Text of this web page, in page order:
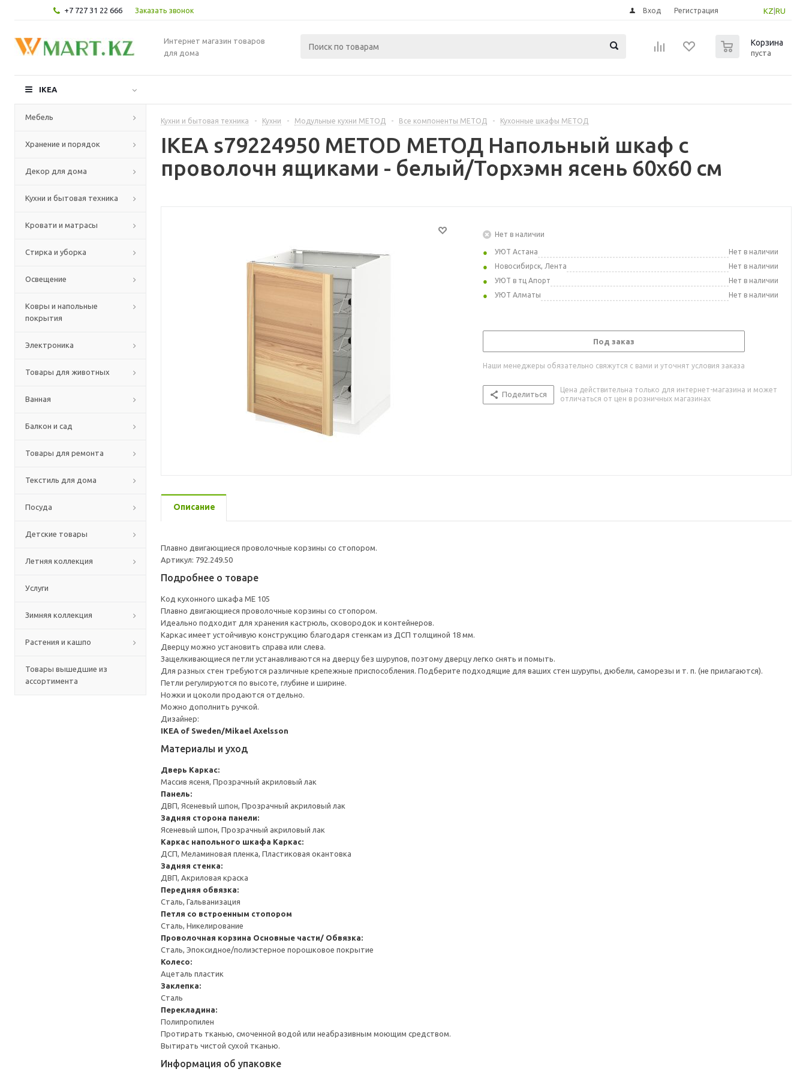
+7 727 31 22 666 Заказать звонок KZ RU
Вход Регистрация
Интернет магазин товаров
для дома
Корзина
пуста
IKEA
Мебель
Хранение и порядок
Декор для дома
Кухни и бытовая техника
Кровати и матрасы
Стирка и уборка
Освещение
Ковры и напольные
покрытия
Электроника
Товары для животных
Ванная
Балкон и сад
Товары для ремонта
Текстиль для дома
Посуда
Детские товары
Летняя коллекция
Услуги
Зимняя коллекция
Растения и кашпо
Товары вышедшие из
ассортимента
Кухни и бытовая техника - Кухни - Модульные кухни МЕТОД - Все компоненты МЕТОД - Кухонные шкафы МЕТОД
IKEA s79224950 METOD МЕТОД Напольный шкаф с
проволочн ящиками - белый/Торхэмн ясень 60x60 см
Нет в наличии
УЮТ Астана
Нет в наличии
Новосибирск, Лента
Нет в наличии
УЮТ в тц Апорт
Нет в наличии
УЮТ Алматы
Нет в наличии
Под заказ
Наши менеджеры обязательно свяжутся с вами и уточнят условия заказа
Поделиться
Цена действительна только для интернет-магазина и может
отличаться от цен в розничных магазинах
Описание
Плавно двигающиеся проволочные корзины со стопором.
Артикул: 792.249.50
Подробнее о товаре
Код кухонного шкафа ME 105
Плавно двигающиеся проволочные корзины со стопором.
Идеально подходит для хранения кастрюль, сковородок и контейнеров.
Каркас имеет устойчивую конструкцию благодаря стенкам из ДСП толщиной 18 мм.
Дверцу можно установить справа или слева.
Защелкивающиеся петли устанавливаются на дверцу без шурупов, поэтому дверцу легко снять и помыть.
Для разных стен требуются различные крепежные приспособления. Подберите подходящие для ваших стен шурупы, дюбели, саморезы и т. п. (не прилагаются).
Петли регулируются по высоте, глубине и ширине.
Ножки и цоколи продаются отдельно.
Можно дополнить ручкой.
Дизайнер:
IKEA of Sweden/Mikael Axelsson
Материалы и уход
Дверь Каркас:
Массив ясеня, Прозрачный акриловый лак
Панель:
ДВП, Ясеневый шпон, Прозрачный акриловый лак
Задняя сторона панели:
Ясеневый шпон, Прозрачный акриловый лак
Каркас напольного шкафа Каркас:
ДСП, Меламиновая пленка, Пластиковая окантовка
Задняя стенка:
ДВП, Акриловая краска
Передняя обвязка:
Сталь, Гальванизация
Петля со встроенным стопором
Сталь, Никелирование
Проволочная корзина Основные части/ Обвязка:
Сталь, Эпоксидное/полиэстерное порошковое покрытие
Колесо:
Ацеталь пластик
Заклепка:
Сталь
Перекладина:
Полипропилен
Протирать тканью, смоченной водой или неабразивным моющим средством.
Вытирать чистой сухой тканью.
Информация об упаковке